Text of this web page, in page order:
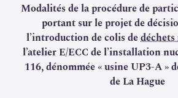
Modalités de la procédure de
portant sur le projet de
l’introduction de colis de
l’atelier E/ECC de l’installation
116, dénommée « usine UP3-A »
de La Hague